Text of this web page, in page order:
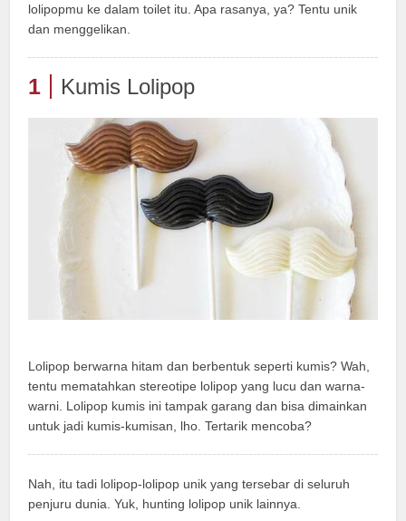
lolipopmu ke dalam toilet itu. Apa rasanya, ya? Tentu unik
dan menggelikan.
1 Kumis Lolipop
Lolipop berwarna hitam dan berbentuk seperti kumis? Wah,
tentu mematahkan stereotipe lolipop yang lucu dan warna-
warni. Lolipop kumis ini tampak garang dan bisa dimainkan
untuk jadi kumis-kumisan, lho. Tertarik mencoba?
Nah, itu tadi lolipop-lolipop unik yang tersebar di seluruh
penjuru dunia. Yuk, hunting lolipop unik lainnya.